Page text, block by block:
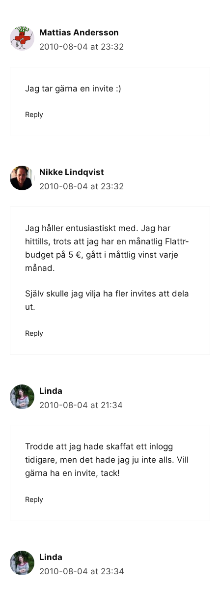
Mattias Andersson
2010-08-04 at 23:32
Jag tar gärna en invite :)
Reply
Nikke Lindqvist
2010-08-04 at 23:32
Jag håller entusiastiskt med. Jag har
hittills, trots att jag har en månatlig Flattr-
budget på 5 €, gått i måttlig vinst varje
månad.
Själv skulle jag vilja ha fler invites att dela
ut.
Reply
Linda
2010-08-04 at 21:34
Trodde att jag hade skaffat ett inlogg
tidigare, men det hade jag ju inte alls. Vill
gärna ha en invite, tack!
Reply
Linda
2010-08-04 at 23:34